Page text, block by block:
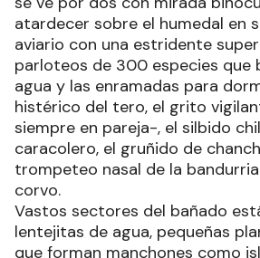
atardecer sobre el humedal en
aviario con una estridente
parloteos de 300 especies que
agua y las enramadas para
histérico del tero, el grito
siempre en pareja-, el silbido
caracolero, el gruñido de
trompeteo nasal de la
corvo.
Vastos sectores del bañado
lentejitas de agua, pequeñas
que forman manchones como